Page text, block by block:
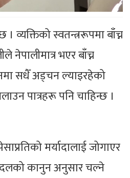
व्यक्तिको स्वतन्त्ररूपमा बाँच्न
भएर बाँच्न
सधैँ अड्चन ल्याइरहेको
पात्रहरू पनि चाहिन्छ ।
मर्यादालाई जोगाएर
दलको कानुन अनुसार चल्ने